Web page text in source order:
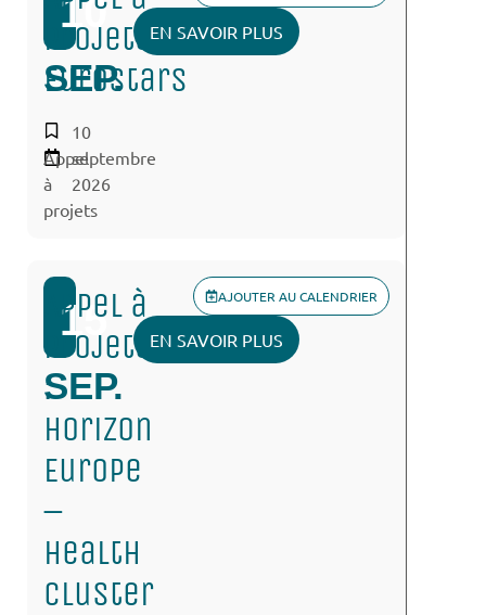
10
SEP.
projets :
Eurostars
10
septembre
2026
Appel
à
projets
EN SAVOIR PLUS
15
SEP.
Appel à
projets
:
Horizon
Europe
–
Health
Cluster
AJOUTER AU CALENDRIER
EN SAVOIR PLUS